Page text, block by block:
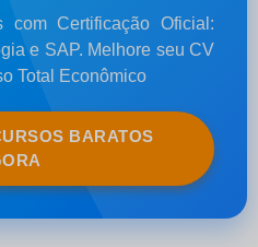
com Certificação Oficial:
e SAP. Melhore seu CV
Total Econômico
BARATOS